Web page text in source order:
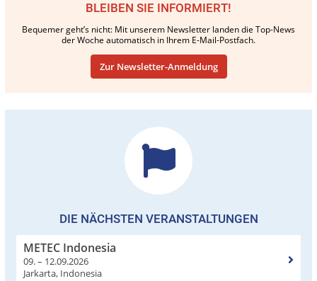
BLEIBEN SIE INFORMIERT!
Bequemer geht’s nicht: Mit unserem Newsletter landen die Top-News
der Woche automatisch in Ihrem E-Mail-Postfach.
Zur Newsletter-Anmeldung
DIE NÄCHSTEN VERANSTALTUNGEN
METEC Indonesia
09. – 12.09.2026
Jarkarta, Indonesia